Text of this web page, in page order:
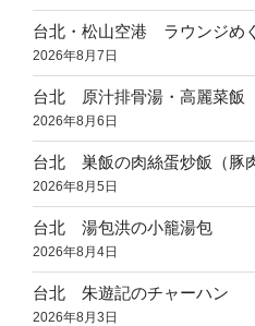
台北・松山空港 ラウンジめ
2026年8月7日
台北 原汁排骨湯・高麗菜飯
2026年8月6日
台北 巣飯の肉絲蛋炒飯（豚
2026年8月5日
台北 湯包洪の小籠湯包
2026年8月4日
台北 朱遊記のチャーハン
2026年8月3日